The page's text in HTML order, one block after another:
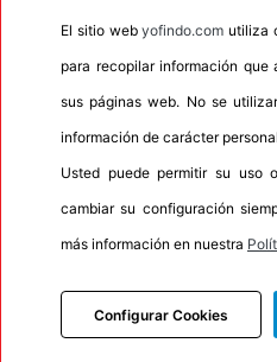
Banda blanca No
No
Calidad
P.O.R. No
Oportunidad No
El sitio webyofindo.com utiliza
para recopilar información
sus páginas web. No se
información de carácter
Usted puede permitir su uso
cambiar su configuración
más información en nuestra
Configurar Cookies